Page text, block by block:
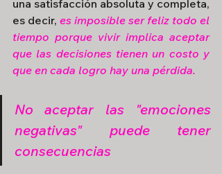
una satisfacción absoluta y completa,
es decir, es imposible ser feliz todo el
tiempo porque vivir implica aceptar
que las decisiones tienen un costo y
que en cada logro hay una pérdida.
No aceptar las "emociones
negativas" puede tener
consecuencias